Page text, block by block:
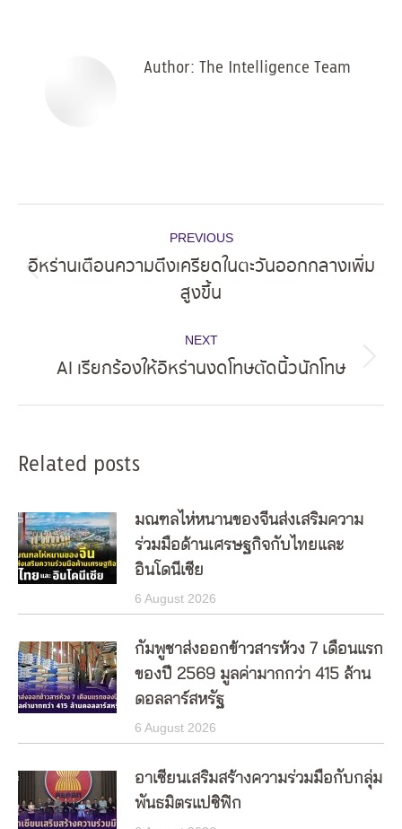
Author: The Intelligence Team
navigation
PREVIOUS
Previous
post:
อิหร่านเตือนความตึงเครียดในตะวันออกกลางเพิ่ม
สูงขึ้น
NEXT
Next
AI เรียกร้องให้อิหร่านงดโทษตัดนิ้วนักโทษ
Related posts
มณฑลไห่หนานของจีนส่งเสริมความ
ร่วมมือด้านเศรษฐกิจกับไทยและ
อินโดนีเซีย
6 August 2026
กัมพูชาส่งออกข้าวสารห้วง 7 เดือนแรก
ของปี 2569 มูลค่ามากกว่า 415 ล้าน
ดอลลาร์สหรัฐ
6 August 2026
อาเซียนเสริมสร้างความร่วมมือกับกลุ่ม
พันธมิตรแปซิฟิก